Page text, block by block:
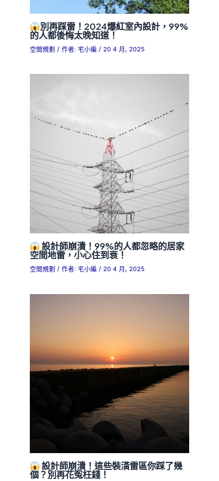
別再踩雷！2024爆紅室內設計，99%
的人都後悔太晚知道！
空間規劃 / 作者: 宅小編/ 20 4 月, 2025
設計師崩潰！99%的人都忽略的居家
空間地雷，小心住到衰！
空間規劃 / 作者: 宅小編/ 20 4 月, 2025
設計師崩潰！這些裝潢雷區你踩了幾
個？別再花冤枉錢！